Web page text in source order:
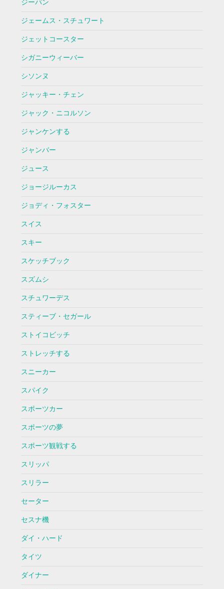
ジーパン
ジェームス・スチュワート
ジェットコースター
シガニーウィーバー
シソンヌ
ジャッキー・チェン
ジャック・ニコルソン
ジャンケンする
ジャンバー
ジュース
ジョージルーカス
ジョディ・フォスター
スイス
スキー
スケッチブック
スズムシ
スチュワーデス
スティーブ・セガール
ストイコビッチ
ストレッチする
スニーカー
スパイク
スポーツカー
スポーツの夢
スポーツ観戦する
スリッパ
スリラー
セーター
セスナ機
ダイ・ハード
タイツ
ダイナー